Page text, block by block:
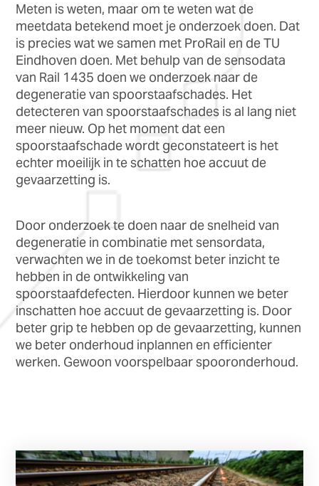
Meten is weten, maar om te weten wat de
meetdata betekend moet je onderzoek doen. Dat
is precies wat we samen met ProRail en de TU
Eindhoven doen. Met behulp van de sensodata
van Rail 1435 doen we onderzoek naar de
degeneratie van spoorstaafschades. Het
detecteren van spoorstaafschades is al lang niet
meer nieuw. Op het moment dat een
spoorstaafschade wordt geconstateert is het
echter moeilijk in te schatten hoe accuut de
gevaarzetting is.
Door onderzoek te doen naar de snelheid van
degeneratie in combinatie met sensordata,
verwachten we in de toekomst beter inzicht te
hebben in de ontwikkeling van
spoorstaafdefecten. Hierdoor kunnen we beter
inschatten hoe accuut de gevaarzetting is. Door
beter grip te hebben op de gevaarzetting, kunnen
we beter onderhoud inplannen en efficienter
werken. Gewoon voorspelbaar spooronderhoud.